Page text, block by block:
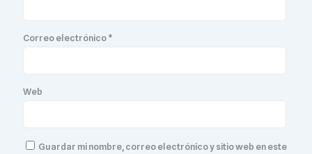
Correo electrónico*
Web
Guardar mi nombre, correo electrónico y sitio web en este